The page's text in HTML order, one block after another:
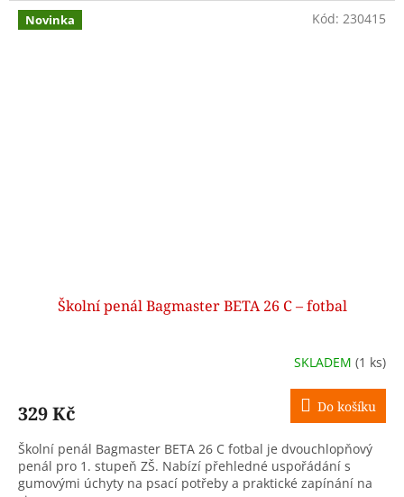
Novinka
Školní penál Bagmaster BETA 26 C – fotbal
SKLADEM (1 ks)
329 Kč Do košíku
Školní penál Bagmaster BETA 26 C fotbal je dvouchlopňový
penál pro 1. stupeň ZŠ. Nabízí přehledné uspořádání s
gumovými úchyty na psací potřeby a praktické zapínání na
Kód: 230415